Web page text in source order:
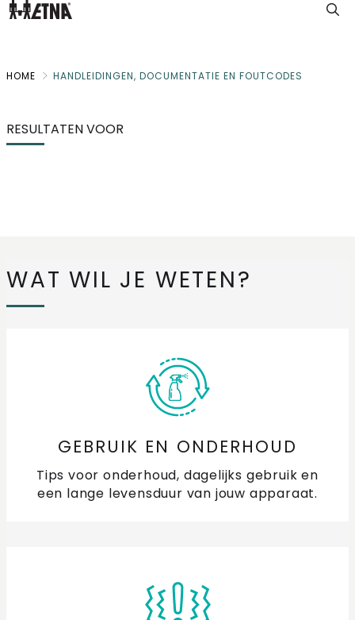
Skip
HOME HANDLEIDINGEN, DOCUMENTATIE EN FOUTCODES
RESULTATEN VOOR
WAT WIL JE WETEN?
GEBRUIK EN ONDERHOUD
Tips voor onderhoud, dagelijks gebruik en
een lange levensduur van jouw apparaat.